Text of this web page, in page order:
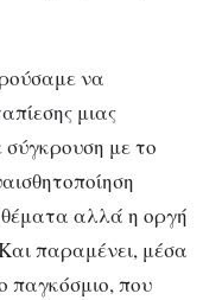
να
μιας
σύγκρουση με το
αλλά η οργή
παραμένει, μέσα
παγκόσμιο, που